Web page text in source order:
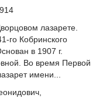
лазарете.
го Кобринского
в 1907 г.
Во время Первой
имени...